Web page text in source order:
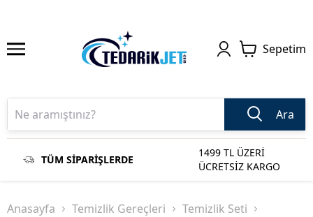
Sepetim
Ara
TÜM SİPARİŞLERDE
1499 TL ÜZERİ
ÜCRETSİZ KARGO
Anasayfa Temizlik Gereçleri
Temizlik Seti